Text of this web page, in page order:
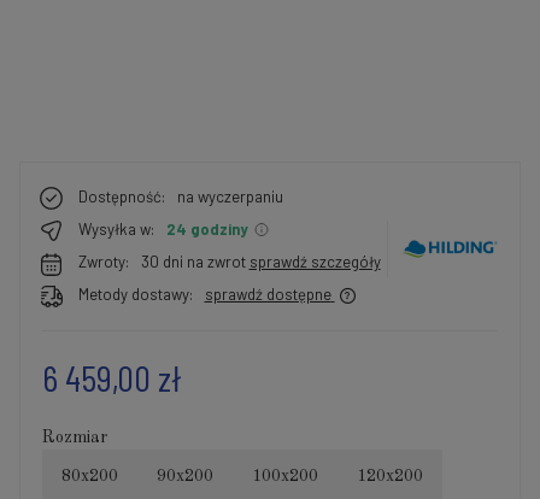
Dostępność:
na wyczerpaniu
Wysyłka w:
24 godziny
Zwroty:
30 dni na zwrot sprawdź szczegóły
Metody dostawy:
sprawdź dostępne
6 459,00 zł
Rozmiar
80x200 90x200 100x200 120x200